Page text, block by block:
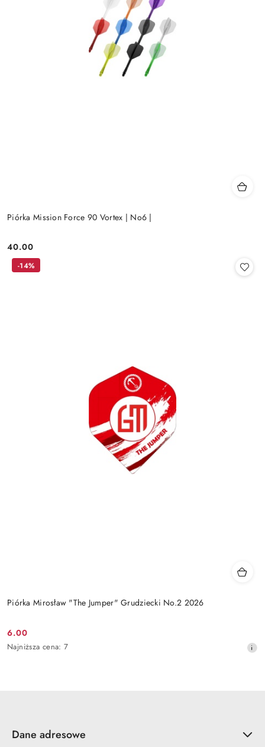
Piórka Mission Force 90 Vortex | No6 |
Cena:
40.00
Piórka Mirosław "The Jumper" Grudziecki No.2 2026
Cena
promocyjna:
6.00
Najniższa
Najniższa cena: 7
-14%
Dane adresowe